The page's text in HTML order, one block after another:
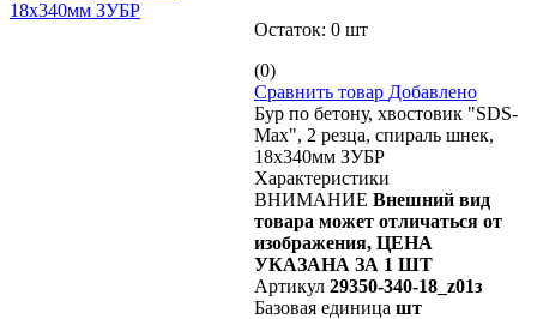
Остаток: 0 шт
(0)
Сравнить товар Добавлено
Бур по бетону, хвостовик "SDS-
Max", 2 резца, спираль шнек,
18х340мм ЗУБР
Характеристики
ВНИМАНИЕ Внешний вид
товара может отличаться от
изображения, ЦЕНА
УКАЗАНА ЗА 1 ШТ
Артикул 29350-340-18_z01з
Базовая единица шт